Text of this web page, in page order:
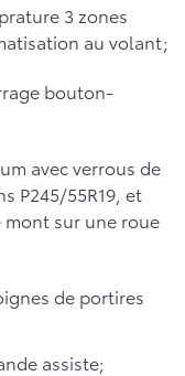
3 zones
au volant;
bouton-
avec verrous de
P245/55R19, et
sur une roue
de portires
assiste;